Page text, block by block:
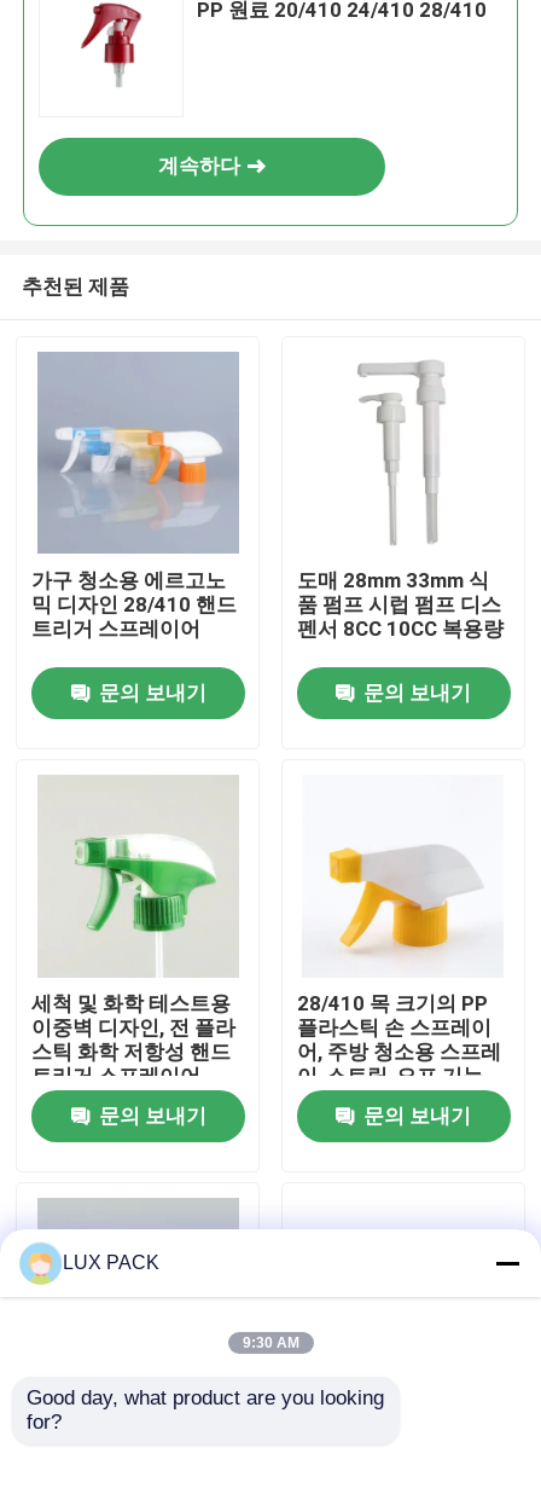
제품
우리에 대하여
공장 여행
연락주세요
경우
PP 원료 20/410 24/410 28/410
계속하다
추천된 제품
가구 청소용 에르고노
믹 디자인 28/410 핸드
트리거 스프레이어
문의 보내기
도매 28mm 33mm 식
품 펌프 시럽 펌프 디스
펜서 8CC 10CC 복용량
문의 보내기
세척 및 화학 테스트용
이중벽 디자인, 전 플라
스틱 화학 저항성 핸드
트리거 스프레이어
문의 보내기
28/410 목 크기의 PP
플라스틱 손 스프레이
어, 주방 청소용 스프레
이-스트림-오프 기능
문의 보내기
두 배 껍데기 리버드 닫
LUX PACK
9:30 AM
Good day, what product are you looking
for?